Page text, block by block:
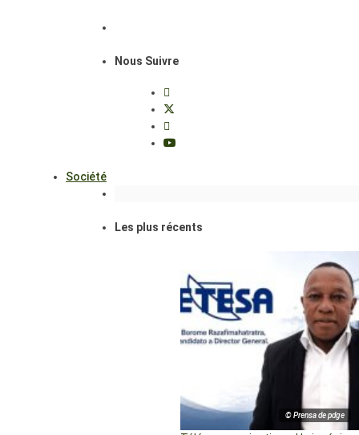
Nous Suivre
Société
Les plus récents
© Prensa de pdge